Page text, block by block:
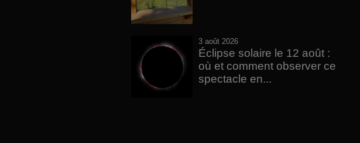
3 août 2026
Éclipse solaire le 12 août :
où et comment observer ce
spectacle en...